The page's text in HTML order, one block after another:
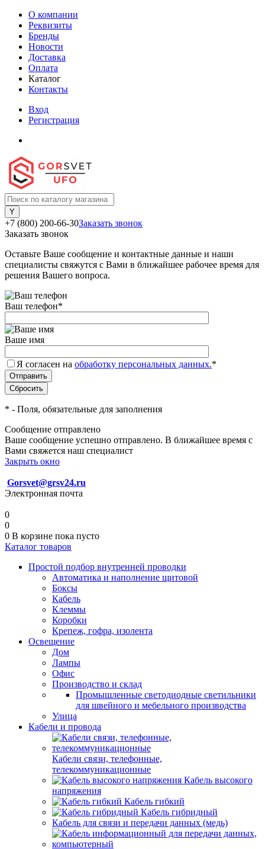
О компании
Реквизиты
Бренды
Новости
Доставка
Оплата
Каталог
Контакты
Вход
Регистрация
+7 (800) 200-66-30Заказать звонок
Заказать звонок
Оставьте Ваше сообщение и контактные данные и наши
специалисты свяжутся с Вами в ближайшее рабочее время для
решения Вашего вопроса.
Ваш телефон*
Ваше имя
Я согласен на обработку персональных данных.*
* - Поля, обязательные для заполнения
Сообщение отправлено
Ваше сообщение успешно отправлено. В ближайшее время с
Вами свяжется наш специалист
Закрыть окно
Gorsvet@grsv24.ru
Электронная почта
0
0
0 В корзине пока пусто
Каталог товаров
Простой подбор внутренней проводки
Автоматика и наполнение щитовой
Боксы
Кабель
Клеммы
Коробки
Крепеж, гофра, изолента
Освещение
Дом
Лампы
Офис
Производство и склад
Промышленные светодиодные светильники
для швейного и мебельного производства
Улица
Кабели и провода
Кабели связи, телефонные,
телекоммуникационные
Кабель высокого
напряжения
Кабель гибкий
Кабель гибридный
Кабель для связи и передачи данных (медь)